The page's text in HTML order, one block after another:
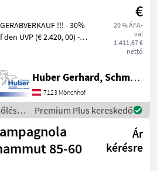
€
20 % ÁFA-
val
1.411,67 €
nettó
!!! - 30%
den UVP (€ 2.420, 00) -
Weinbergen und
Komplettes
zum Schneiden un
Huber Gerhard, Schmiede und Landmaschinen GmbH.
7123 Mönchhof
/
Premium Plus kereskedő
85-60
Ár
kérésre